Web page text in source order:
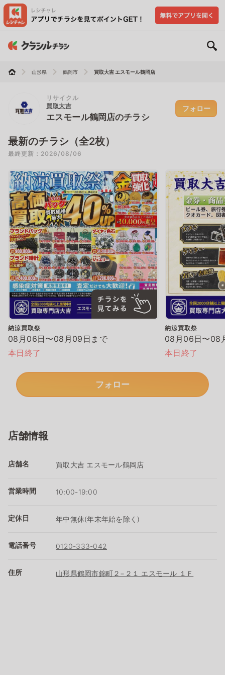
山形県 鶴岡市 買取大吉 エスモール鶴岡店
リサイクル
買取大吉
エスモール鶴岡店のチラシ
フォロー
最新のチラシ（全2枚）
最終更新：2026/08/06
納涼買取祭
08月06日〜08月09日まで
本日終了
納涼買取祭
08月06日〜08
本日終了
フォロー
店舗情報
店舗名 買取大吉 エスモール鶴岡店
営業時間 10:00-19:00
定休日 年中無休(年末年始を除く)
電話番号 0120-333-042
住所 山形県鶴岡市錦町２−２１ エスモール １Ｆ